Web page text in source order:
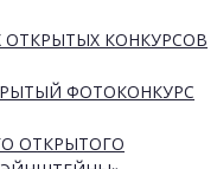
КОНКУРСОВ
ФОТОКОНКУРС
ОТКРЫТОГО